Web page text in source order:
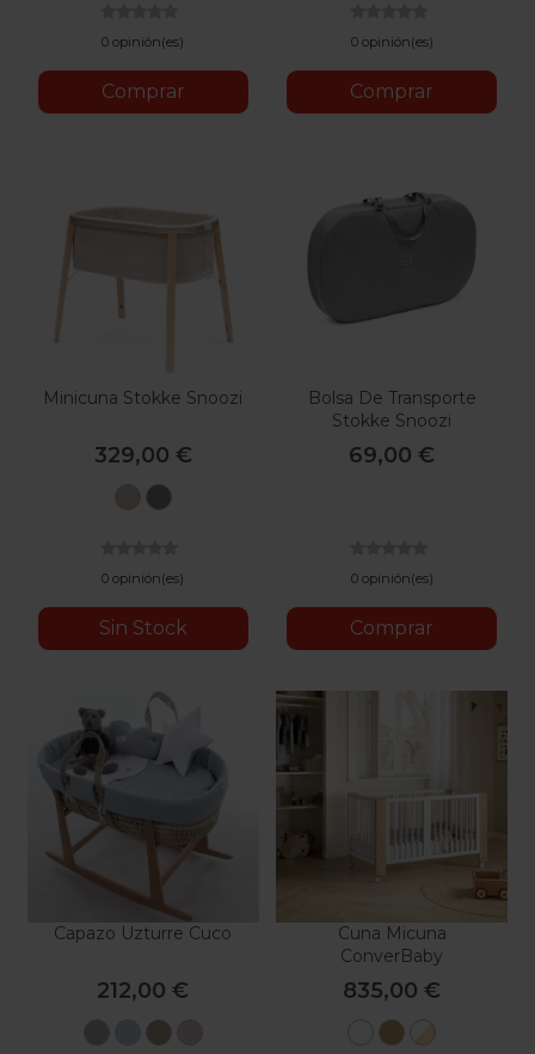
0 opinión(es)
Comprar
0 opinión(es)
Comprar
Minicuna Stokke Snoozi
329,00 €
BeigeGris
0 opinión(es)
Sin Stock
Bolsa De Transporte
Stokke Snoozi
69,00 €
0 opinión(es)
Comprar
Capazo Uzturre Cuco
212,00 €
AzulPiedra
Cuna Micuna
ConverBaby
835,00 €
Blanco